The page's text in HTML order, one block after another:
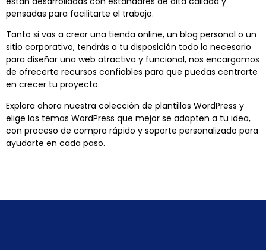
pensadas para facilitarte el trabajo.
Tanto si vas a crear una tienda online, un blog personal o un
sitio corporativo, tendrás a tu disposición todo lo necesario
para diseñar una web atractiva y funcional, nos encargamos
de ofrecerte recursos confiables para que puedas centrarte
en crecer tu proyecto.
Explora ahora nuestra colección de plantillas WordPress y
elige los temas WordPress que mejor se adapten a tu idea,
con proceso de compra rápido y soporte personalizado para
ayudarte en cada paso.